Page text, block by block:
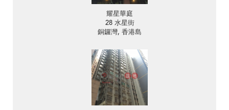
耀星華庭
28 水星街
銅鑼灣, 香港島